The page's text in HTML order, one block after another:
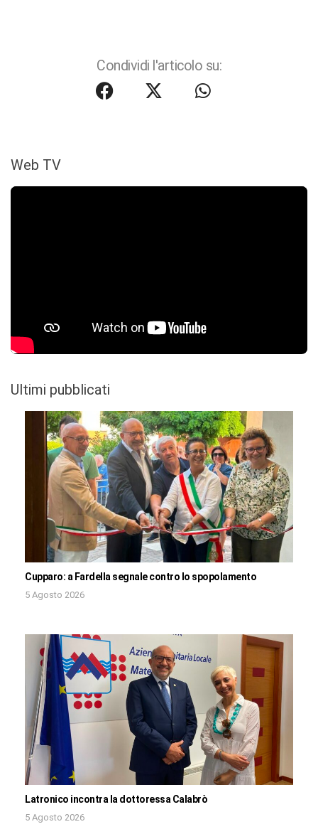
Condividi l'articolo su:
Web TV
Ultimi pubblicati
Cupparo: a Fardella segnale contro lo spopolamento
5 Agosto 2026
Latronico incontra la dottoressa Calabrò
5 Agosto 2026